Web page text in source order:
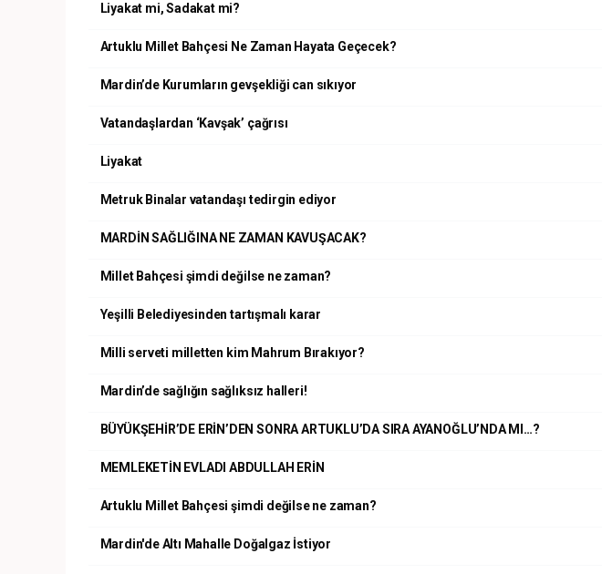
Liyakat mi, Sadakat mi?
Artuklu Millet Bahçesi Ne Zaman Hayata Geçecek?
Mardin’de Kurumların gevşekliği can sıkıyor
Vatandaşlardan ‘Kavşak’ çağrısı
Liyakat
Metruk Binalar vatandaşı tedirgin ediyor
MARDİN SAĞLIĞINA NE ZAMAN KAVUŞACAK?
Millet Bahçesi şimdi değilse ne zaman?
Yeşilli Belediyesinden tartışmalı karar
Milli serveti milletten kim Mahrum Bırakıyor?
Mardin’de sağlığın sağlıksız halleri!
BÜYÜKŞEHİR’DE ERİN’DEN SONRA ARTUKLU’DA SIRA AYANOĞLU’NDA MI…?
MEMLEKETİN EVLADI ABDULLAH ERİN
Artuklu Millet Bahçesi şimdi değilse ne zaman?
Mardin'de Altı Mahalle Doğalgaz İstiyor